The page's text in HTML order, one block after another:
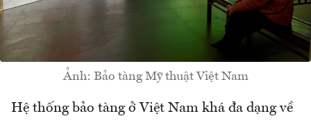
Ảnh: Bảo tàng Mỹ thuật Việt Nam
Hệ thống bảo tàng ở Việt Nam khá đa dạng về